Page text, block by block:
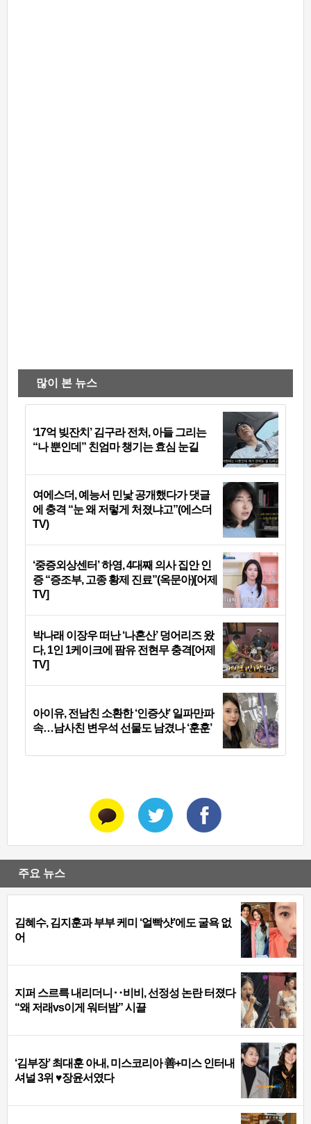
많이 본 뉴스
‘17억 빚잔치’ 김구라 전처, 아들 그리는
“나 뿐인데” 친엄마 챙기는 효심 눈길
여에스더, 예능서 민낯 공개했다가 댓글
에 충격 “눈 왜 저렇게 처졌냐고”(에스더
TV)
‘중증외상센터’ 하영, 4대째 의사 집안 인
증 “증조부, 고종 황제 진료”(옥문아)[어제
TV]
박나래 이장우 떠난 ‘나혼산’ 덩어리즈 왔
다, 1인 1케이크에 팜유 전현무 충격[어제
TV]
아이유, 전남친 소환한 ‘인증샷’ 일파만파
속…남사친 변우석 선물도 남겼나 ‘훈훈’
주요 뉴스
김혜수, 김지훈과 부부 케미 ‘얼빡샷’에도 굴욕 없
어
지퍼 스르륵 내리더니‥비비, 선정성 논란 터졌다
“왜 저래vs이게 워터밤” 시끌
‘김부장’ 최대훈 아내, 미스코리아 善+미스 인터내
셔널 3위 ♥장윤서였다